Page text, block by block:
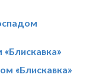
«Блискавка»